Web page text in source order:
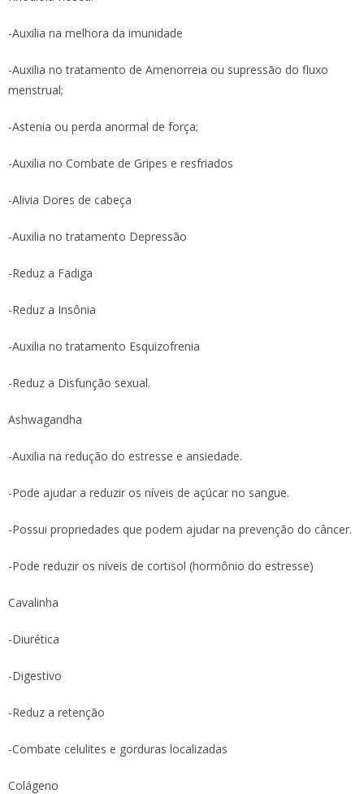
-Auxilia na melhora da imunidade
-Auxilia no tratamento de Amenorreia ou supressão do fluxo
menstrual;
-Astenia ou perda anormal de força;
-Auxilia no Combate de Gripes e resfriados
-Alivia Dores de cabeça
-Auxilia no tratamento Depressão
-Reduz a Fadiga
-Reduz a Insônia
-Auxilia no tratamento Esquizofrenia
-Reduz a Disfunção sexual.
Ashwagandha
-Auxilia na redução do estresse e ansiedade.
-Pode ajudar a reduzir os níveis de açúcar no sangue.
-Possui propriedades que podem ajudar na prevenção do câncer.
-Pode reduzir os níveis de cortisol (hormônio do estresse)
Cavalinha
-Diurética
-Digestivo
-Reduz a retenção
-Combate celulites e gorduras localizadas
Colágeno